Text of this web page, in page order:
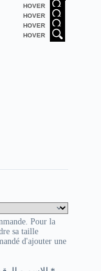
HOVER
HOVER
HOVER
HOVER
Pour la
sa taille
d'ajouter une